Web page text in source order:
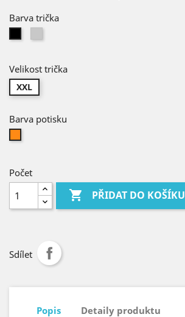
Barva trička
Velikost trička
XXL
Barva potisku
Počet
 PŘIDAT DO KOŠÍKU
Sdílet
Popis Detaily produktu